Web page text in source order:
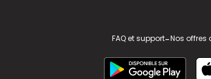
FAQ et support-Nos offres